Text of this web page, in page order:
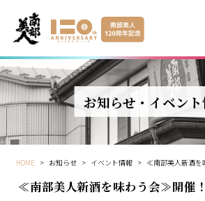
お知らせ・イベン
HOME > お知らせ > イベント情報 > ≪南部美人新酒を
≪南部美人新酒を味わう会≫開催